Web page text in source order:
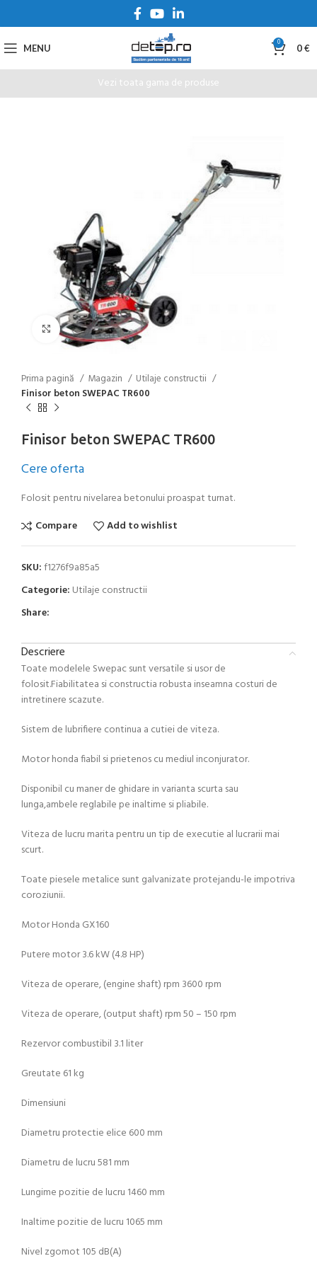
MENU 0 0€
Vezi toata gama de produse
Click to enlarge
Prima pagină Magazin
Utilaje constructii
Finisor beton SWEPAC TR600
Finisor beton SWEPAC TR600
Cere oferta
Folosit pentru nivelarea betonului proaspat turnat.
Compare
Add to wishlist
SKU:f1276f9a85a5
Categorie: Utilaje constructii
Share:
Descriere
Toate modelele Swepac sunt versatile si usor de
folosit.Fiabilitatea si constructia robusta inseamna costuri de
intretinere scazute.
Sistem de lubrifiere continua a cutiei de viteza.
Motor honda fiabil si prietenos cu mediul inconjurator.
Disponibil cu maner de ghidare in varianta scurta sau
lunga,ambele reglabile pe inaltime si pliabile.
Viteza de lucru marita pentru un tip de executie al lucrarii mai
scurt.
Toate piesele metalice sunt galvanizate protejandu-le impotriva
coroziunii.
Motor Honda GX160
Putere motor 3.6 kW (4.8 HP)
Viteza de operare, (engine shaft) rpm 3600 rpm
Viteza de operare, (output shaft) rpm 50 – 150 rpm
Rezervor combustibil 3.1 liter
Greutate 61 kg
Dimensiuni
Diametru protectie elice 600 mm
Diametru de lucru 581 mm
Lungime pozitie de lucru 1460 mm
Inaltime pozitie de lucru 1065 mm
Nivel zgomot 105 dB(A)